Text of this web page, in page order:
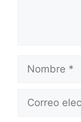
Nombre
Correo